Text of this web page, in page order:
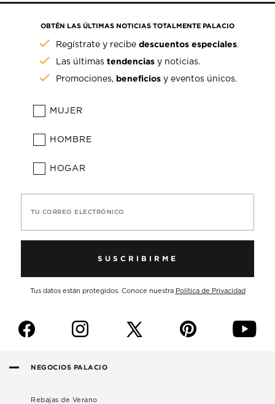
OBTÉN LAS ÚLTIMAS NOTICIAS TOTALMENTE PALACIO
Regístrate y recibedescuentos especiales.
Las últimastendencias y noticias.
Promociones, beneficios y eventos únicos.
MUJER
HOMBRE
HOGAR
TU CORREO ELECTRÓNICO
SUSCRIBIRME
Tus datos están protegidos. Conoce nuestra Política de Privacidad
f i p y
NEGOCIOS PALACIO
Rebajas de Verano